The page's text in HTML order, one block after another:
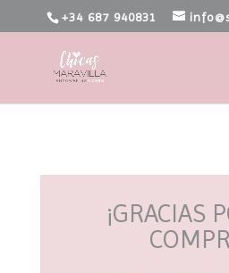
+34 687 940831
¡GRACIAS